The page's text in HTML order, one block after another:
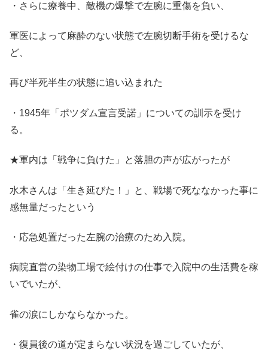
・さらに療養中、敵機の爆撃で左腕に重傷を負い、
軍医によって麻酔のない状態で左腕切断手術を受けるな
ど、
再び半死半生の状態に追い込まれた
・1945年「ポツダム宣言受諾」についての訓示を受け
る。
★軍内は「戦争に負けた」と落胆の声が広がったが
水木さんは「生き延びた！」と、戦場で死ななかった事に
感無量だったという
・応急処置だった左腕の治療のため入院。
病院直営の染物工場で絵付けの仕事で入院中の生活費を稼
いでいたが、
雀の涙にしかならなかった。
・復員後の道が定まらない状況を過ごしていたが、